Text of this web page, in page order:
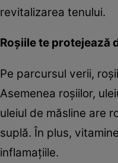
revitalizarea tenului.
Roşiile te protejează
Pe parcursul verii,
Asemenea roşiilor,
uleiul de măsline are
suplă. În plus,
inflamaţiile.